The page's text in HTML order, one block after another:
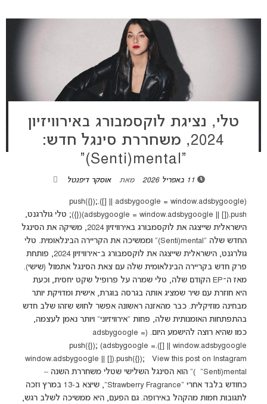
טלי, נציגת לוקסמבורג באירוויזיון
2024, משחררת סינגל חדש:
“Senti)mental)”
מאת אוסקר דיפנטל
(adsbygoogle = window.adsbygoogle || []).push({});
(adsbygoogle = window.adsbygoogle || []).push({}); טלי גולרגנט,
הישראלית שייצגה את לוקסמבורג באירוויזיון 2024, משיקה את הסינגל
החדש שלה “Senti)mental)” וממשיכה את הקריירה הבינלאומית. טלי
גולרגנט, הישראלית שייצגה את לוקסמבורג ב־אירוויזיון 2024, פותחת
פרק חדש בקריירה הבינלאומית שלה עם צאת הסינגל אתמול (שישי).
מאז ה־EP הקודם שלה, טלי שמרה על פרופיל שקט יחסית, וכעת
היא חוזרת עם שיר שמציג אותה בגרסה בוגרת, אישית ומדויקת יותר
מבחינה מוזיקלית. כבר מהאזנה ראשונה אפשר לחוש שזהו שלב חדש
בהתפתחות האומנותית שלה, פחות "אירוויזיוני" ויותר נאמן לעצמה,
כמו שהיא רוצה להישמע היום. (adsbygoogle =
window.adsbygoogle || []).push({}); (adsbygoogle =
window.adsbygoogle || []).push({}); View this post on Instagram
“Senti)mental)” הוא הסינגל השלישי שטלי משחררת השנה –
כחודש בלבד אחרי “Strawberry Fragrance”, שיצא ב-13 במרץ וזכה
לתגובות חמות מהקהל באירופה. גם הפעם, היא ממשיכה לשלב רגש,